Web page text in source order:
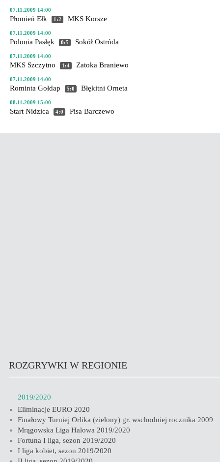
07.11.2009 14:00
Płomień Ełk 1:2 MKS Korsze
07.11.2009 14:00
Polonia Pasłęk 0:5 Sokół Ostróda
07.11.2009 14:00
MKS Szczytno 1:4 Zatoka Braniewo
07.11.2009 14:00
Rominta Gołdap 5:0 Błękitni Orneta
08.11.2009 15:00
Start Nidzica 4:0 Pisa Barczewo
ROZGRYWKI W REGIONIE
2019/2020
Eliminacje EURO 2020
Finałowy Turniej Orlika (zielony) gr. wschodniej rocznika 2009
Mrągowska Liga Halowa 2019/2020
Fortuna I liga, sezon 2019/2020
I liga kobiet, sezon 2019/2020